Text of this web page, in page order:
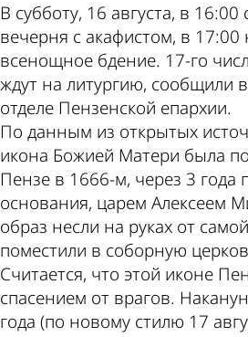
В субботу, 16 августа, в 16:00
вечерня с акафистом, в 17:00
всенощное бдение. 17-го
ждут на литургию, сообщили
отделе Пензенской епархии.
По данным из открытых
икона Божией Матери была
Пензе в 1666-м, через 3 года
основания, царем Алексеем
образ несли на руках от
поместили в соборную
Считается, что этой иконе
спасением от врагов.
года (по новому стилю 17